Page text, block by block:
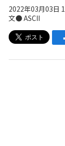
2022年03月03日
文● ASCII